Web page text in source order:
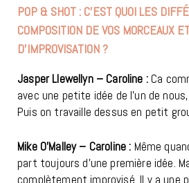
POP & SHOT : C’EST QUOI LES
COMPOSITION DE VOS MORCEAUX
D’IMPROVISATION ?
Jasper Llewellyn – Caroline :Ca
avec une petite idée de l’un de
Puis on travaille dessus en petit
Mike O’Malley – Caroline : Même
part toujours d’une première idée.
complètement improvisé. Il y a une